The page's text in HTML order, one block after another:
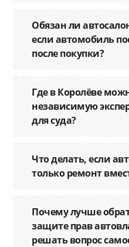
Обязан ли
если автомобиль
после покупки?
Где в Королёве
независимую
для суда?
Что делать, если
только ремонт
Почему лучше
защите прав
решать вопрос